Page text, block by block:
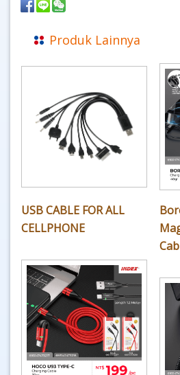
Produk Lainnya
USB CABLE FOR ALL
CELLPHONE